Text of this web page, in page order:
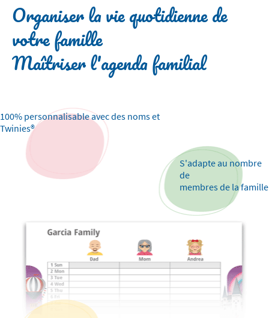
Organiser la vie quotidienne de
votre famille
Maîtriser l'agenda familial
S'adapte au nombre
de
membres de la famille
100% personnalisable avec des noms et
Twinies®